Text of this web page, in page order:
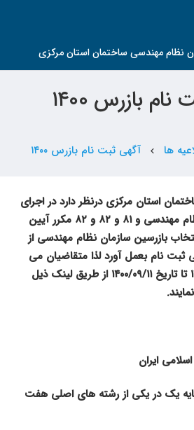
نظام مهندسی ساختمان استان مرکزی
بازرس ۱۴۰۰
ها chevron_left آگهی ثبت نام بازرس ۱۴۰۰
استان مرکزی درنظر دارد در اجرای
مهندسی و۸۱ و۸۲ و۸۲ مکرر آیین
بازرسین سازمان نظام مهندسی از
ثبت نام بعمل آورد لذا متقاضیان می
تا تاریخ ۱۴۰۰/ ۰۹/۱۱
از طریق لینک ذیل
ایران
یک در یکی از رشته های اصلی هفت